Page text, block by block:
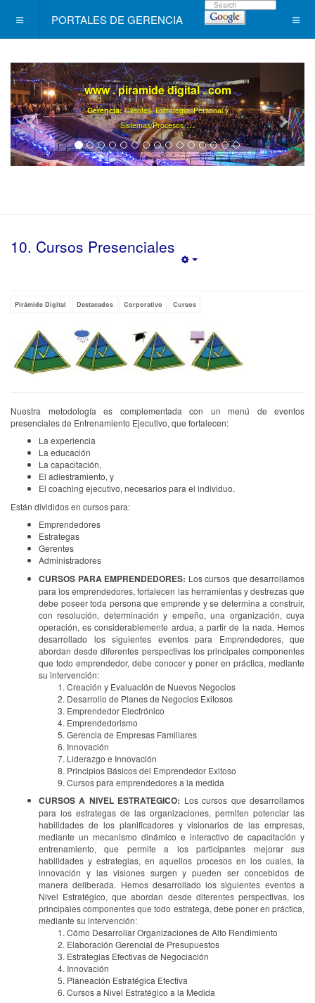
PORTALES DE GERENCIA
www . piramide digital . com
Gerencia:Clientes, Estrategia, Personal y
Sistemas/Procesos...
10. Cursos Presenciales
Pirámide Digital Destacados Corporativo Cursos
Nuestra metodología es complementada con un menú de eventos
presenciales de Entrenamiento Ejecutivo, que fortalecen:
La experiencia
La educación
La capacitación,
El adiestramiento, y
El coaching ejecutivo, necesarios para el individuo.
Están divididos en cursos para:
Emprendedores
Estrategas
Gerentes
Administradores
CURSOS PARA EMPRENDEDORES: Los cursos que desarrollamos
para los emprendedores, fortalecen las herramientas y destrezas que
debe poseer toda persona que emprende y se determina a construir,
con resolución, determinación y empeño, una organización, cuya
operación, es considerablemente ardua, a partir de la nada. Hemos
desarrollado los siguientes eventos para Emprendedores, que
abordan desde diferentes perspectivas los principales componentes
que todo emprendedor, debe conocer y poner en práctica, mediante
su intervención:
Creación y Evaluación de Nuevos Negocios
Desarrollo de Planes de Negocios Exitosos
Emprendedor Electrónico
Emprendedorismo
Gerencia de Empresas Familiares
Innovación
Liderazgo e Innovación
Principios Básicos del Emprendedor Exitoso
Cursos para emprendedores a la medida
CURSOS A NIVEL ESTRATEGICO: Los cursos que desarrollamos
para los estrategas de las organizaciones, permiten potenciar las
habilidades de los planificadores y visionarios de las empresas,
mediante un mecanismo dinámico e interactivo de capacitación y
entrenamiento, que permite a los participantes mejorar sus
habilidades y estrategias, en aquellos procesos en los cuales, la
innovación y las visiones surgen y pueden ser concebidos de
manera deliberada. Hemos desarrollado los siguientes eventos a
Nivel Estratégico, que abordan desde diferentes perspectivas, los
principales componentes que todo estratega, debe poner en práctica,
mediante su intervención:
Cómo Desarrollar Organizaciones de Alto Rendimiento
Elaboración Gerencial de Presupuestos
Estrategias Efectivas de Negociación
Innovación
Planeación Estratégica Efectiva
Cursos a Nivel Estratégico a la Medida